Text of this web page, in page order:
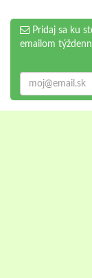
Pridaj sa ku
emailom